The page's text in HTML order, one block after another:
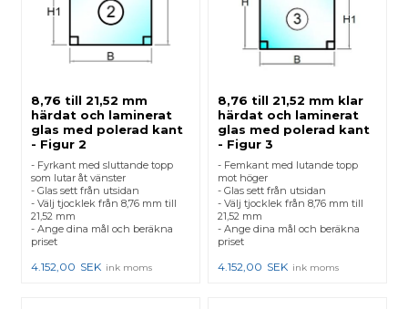
8,76 till 21,52 mm
härdat och laminerat
glas med polerad kant
- Figur 2
- Fyrkant med sluttande topp
som lutar åt vänster
- Glas sett från utsidan
- Välj tjocklek från 8,76 mm till
21,52 mm
- Ange dina mål och beräkna
priset
4.152,00 SEK ink moms
8,76 till 21,52 mm klar
härdat och laminerat
glas med polerad kant
- Figur 3
- Femkant med lutande topp
mot höger
- Glas sett från utsidan
- Välj tjocklek från 8,76 mm till
21,52 mm
- Ange dina mål och beräkna
priset
4.152,00 SEK ink moms